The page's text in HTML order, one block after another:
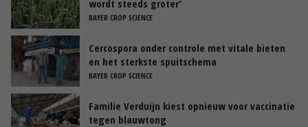
wordt steeds groter’
BAYER CROP SCIENCE
Cercospora onder controle met vitale bieten
en het sterkste spuitschema
BAYER CROP SCIENCE
Familie Verduijn kiest opnieuw voor vaccinatie
tegen blauwtong